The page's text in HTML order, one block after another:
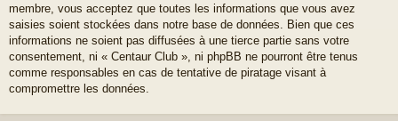
membre, vous acceptez que toutes les informations que vous avez
saisies soient stockées dans notre base de données. Bien que ces
informations ne soient pas diffusées à une tierce partie sans votre
consentement, ni « Centaur Club », ni phpBB ne pourront être tenus
comme responsables en cas de tentative de piratage visant à
compromettre les données.